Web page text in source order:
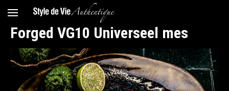
Forged VG10 Universeel mes